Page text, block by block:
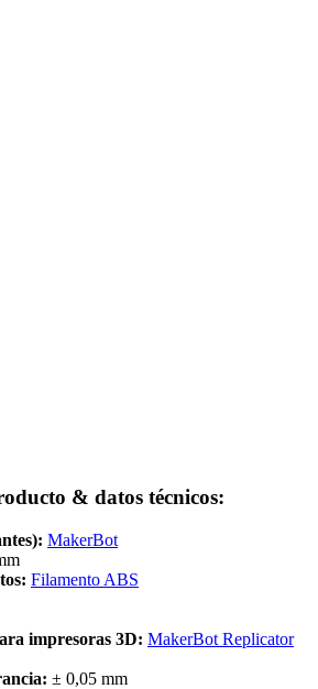
& datos técnicos:
MakerBot
Filamento ABS
impresoras 3D: MakerBot Replicator
± 0,05 mm